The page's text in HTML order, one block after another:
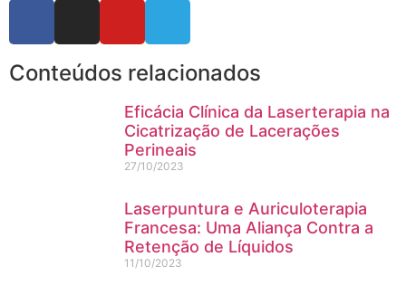
Conteúdos relacionados
Eficácia Clínica da Laserterapia na
Cicatrização de Lacerações
Perineais
27/10/2023
Laserpuntura e Auriculoterapia
Francesa: Uma Aliança Contra a
Retenção de Líquidos
11/10/2023